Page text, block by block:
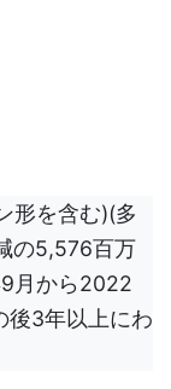
形を含む)(多
の5,576百万
月から2022
後3年以上にわ